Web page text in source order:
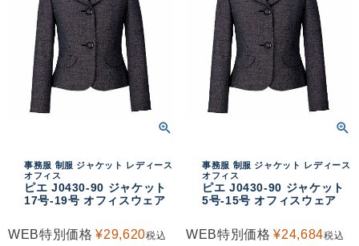
事務服 制服 ジャケット レディース
オフィス
ピエ J0430-90 ジャケット
17号-19号 オフィスウェア
WEB特別価格 ¥29,620税込
事務服 制服 ジャケット レディース
オフィス
ピエ J0430-90 ジャケット
5号-15号 オフィスウェア
WEB特別価格 ¥24,684税込